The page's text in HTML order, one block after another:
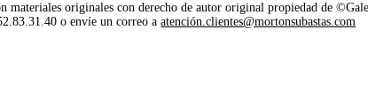
materiales originales con derecho de autor original propiedad de
o envíe un correo aatención.clientes@mortonsubastas.com